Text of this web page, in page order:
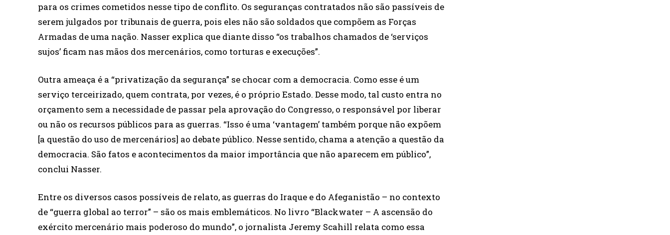
para os crimes cometidos nesse tipo de conflito. Os seguranças contratados não são passíveis de
serem julgados por tribunais de guerra, pois eles não são soldados que compõem as Forças
Armadas de uma nação. Nasser explica que diante disso “os trabalhos chamados de ‘serviços
sujos’ ficam nas mãos dos mercenários, como torturas e execuções”.
Outra ameaça é a “privatização da segurança” se chocar com a democracia. Como esse é um
serviço terceirizado, quem contrata, por vezes, é o próprio Estado. Desse modo, tal custo entra no
orçamento sem a necessidade de passar pela aprovação do Congresso, o responsável por liberar
ou não os recursos públicos para as guerras. “Isso é uma ‘vantagem’ também porque não expõem
[a questão do uso de mercenários] ao debate público. Nesse sentido, chama a atenção a questão da
democracia. São fatos e acontecimentos da maior importância que não aparecem em público”,
conclui Nasser.
Entre os diversos casos possíveis de relato, as guerras do Iraque e do Afeganistão – no contexto
de “guerra global ao terror” – são os mais emblemáticos. No livro “Blackwater – A ascensão do
exército mercenário mais poderoso do mundo”, o jornalista Jeremy Scahill relata como essa